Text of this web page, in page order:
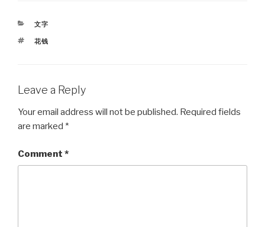
CATEGORIES
文字
TAGS
花钱
Leave a Reply
Your email address will not be published. Required fields
are marked *
Comment *